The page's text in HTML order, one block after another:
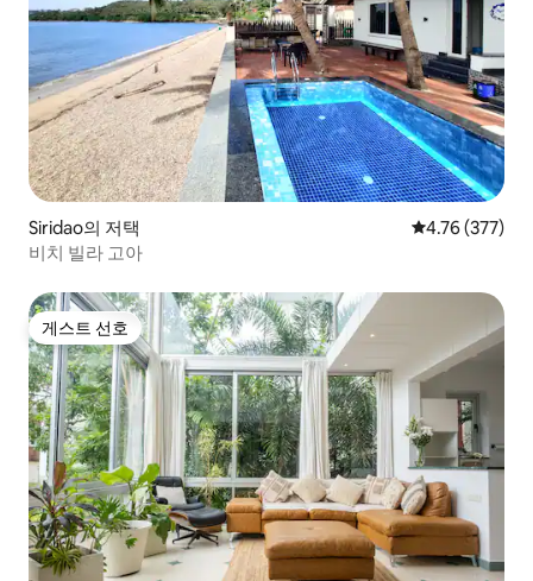
Siridao의 저택 평점 4.76점(5
4.76 (377)
비치 빌라 고아
게스트 선호
게스트 선호